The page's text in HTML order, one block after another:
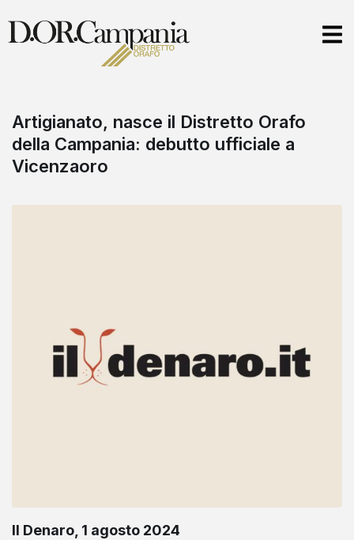
Artigianato, nasce il Distretto Orafo
della Campania: debutto ufficiale a
Vicenzaoro
Il Denaro, 1 agosto 2024